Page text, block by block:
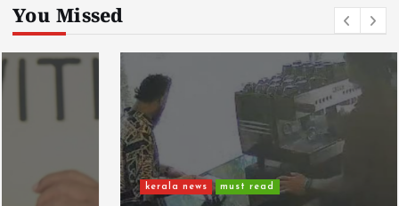
You Missed
must read